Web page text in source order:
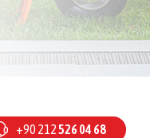
+90 212526 04 68